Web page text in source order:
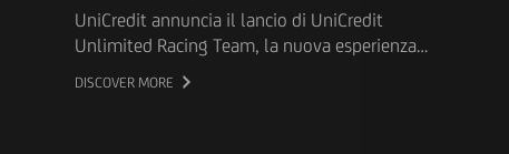
UniCredit annuncia il lancio di UniCredit
Unlimited Racing Team, la nuova esperienza
digitale interattiva nata nell’ambito della
DISCOVER MORE